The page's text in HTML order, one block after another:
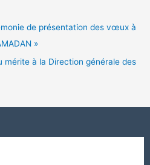
de présentation des vœux à
»
mérite à la Direction générale des